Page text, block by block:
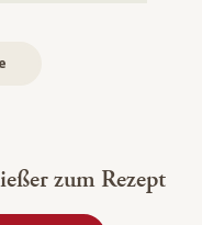
zum Rezept